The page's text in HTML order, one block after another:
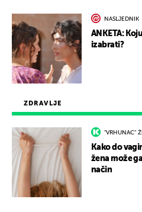
ZDRAVLJE
"VRHUNAC"
Kako do
žena može
način
NASLJEDNIK
ANKETA:
izabrati?